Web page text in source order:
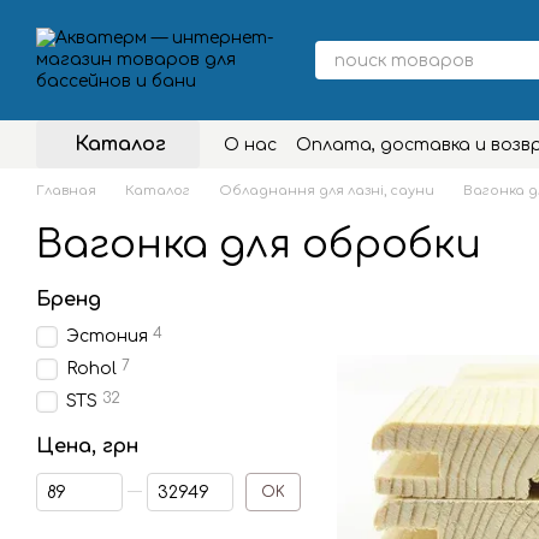
Каталог О нас Оплата, доставка и
Главная Каталог Обладнання для лазні, сауни Вагонка
Вагонка для обробки
Бренд
Эстония 4
Rohol 7
STS 32
Цена, грн
От Цена, грн
До Цена, грн
OK